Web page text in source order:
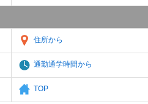
住所から
通勤通学時間から
TOP